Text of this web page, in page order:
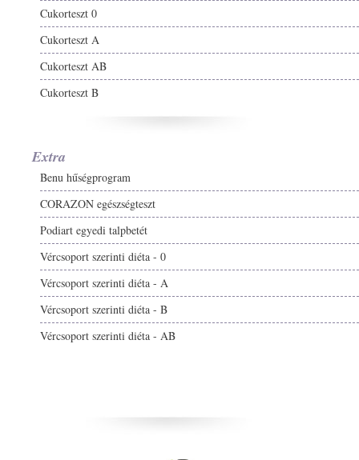
Cukorteszt 0
Cukorteszt A
Cukorteszt AB
Cukorteszt B
Extra
Benu hűségprogram
CORAZON egészségteszt
Podiart egyedi talpbetét
Vércsoport szerinti diéta - 0
Vércsoport szerinti diéta - A
Vércsoport szerinti diéta - B
Vércsoport szerinti diéta - AB